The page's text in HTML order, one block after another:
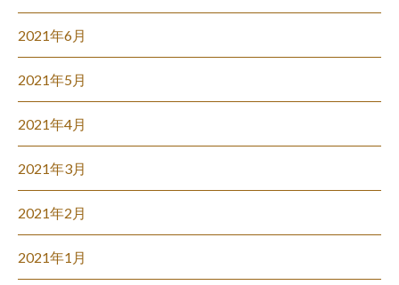
2021年6月
2021年5月
2021年4月
2021年3月
2021年2月
2021年1月